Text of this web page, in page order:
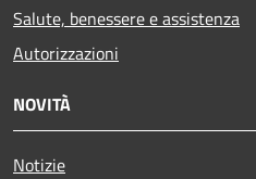
Salute, benessere e assistenza
Autorizzazioni
NOVITÀ
Notizie